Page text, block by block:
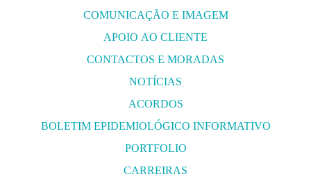
COMUNICAÇÃO E IMAGEM
APOIO AO CLIENTE
CONTACTOS E MORADAS
NOTÍCIAS
ACORDOS
BOLETIM EPIDEMIOLÓGICO INFORMATIVO
PORTFOLIO
CARREIRAS